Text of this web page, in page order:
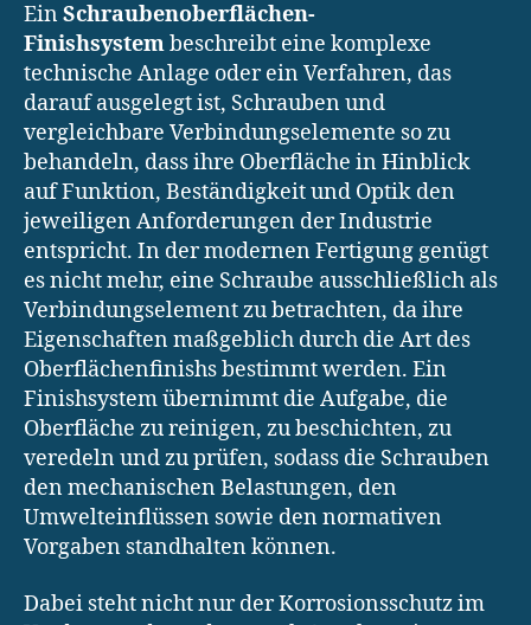
EinSchraubenoberflächen-
Finishsystembeschreibt eine komplexe
technische Anlage oder ein Verfahren, das
darauf ausgelegt ist, Schrauben und
vergleichbare Verbindungselemente so zu
behandeln, dass ihre Oberfläche in Hinblick
auf Funktion, Beständigkeit und Optik den
jeweiligen Anforderungen der Industrie
entspricht. In der modernen Fertigung genügt
es nicht mehr, eine Schraube ausschließlich als
Verbindungselement zu betrachten, da ihre
Eigenschaften maßgeblich durch die Art des
Oberflächenfinishs bestimmt werden. Ein
Finishsystem übernimmt die Aufgabe, die
Oberfläche zu reinigen, zu beschichten, zu
veredeln und zu prüfen, sodass die Schrauben
den mechanischen Belastungen, den
Umwelteinflüssen sowie den normativen
Vorgaben standhalten können.
Dabei steht nicht nur der Korrosionsschutz im